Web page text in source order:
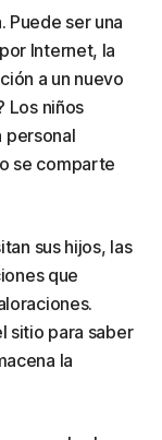
Puede ser una
Internet, la
a un nuevo
Los niños
personal
se comparte
sus hijos, las
que
sitio para saber
la